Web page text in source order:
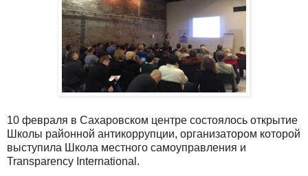
10 февраля в Сахаровском центре состоялось открытие
Школы районной антикоррупции, организатором которой
выступила Школа местного самоуправления и
Transparency International.